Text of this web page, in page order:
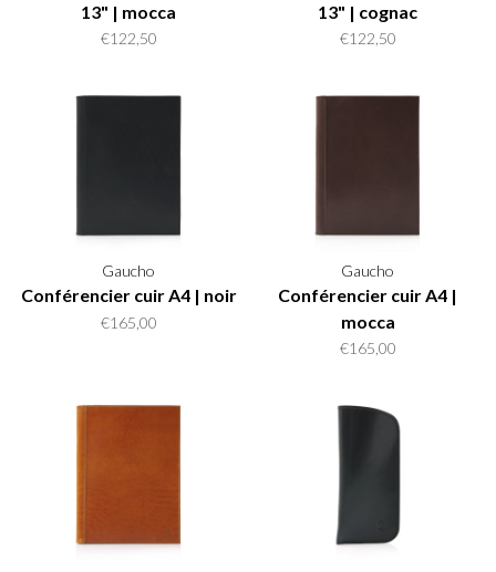
13" | mocca
€122,50
13" | cognac
€122,50
Gaucho
Conférencier cuir A4 | noir
€165,00
Gaucho
Conférencier cuir A4 |
mocca
€165,00